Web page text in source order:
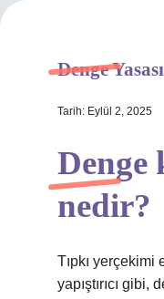
Denge
Tarih: Eylül 2, 2025
Denge
nedir?
Tıpkı
yapıştırıcı gibi,